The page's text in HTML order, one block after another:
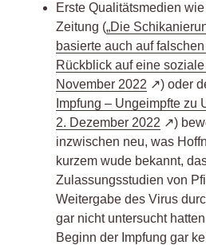
Erste Qualitätsmedien
Zeitung („Die
basierte auch auf
Rückblick auf eine soziale
November 2022
) oder
Impfung – Ungeimpfte zu
2. Dezember 2022
)
inzwischen neu, was
kurzem wude bekannt,
Zulassungsstudien von
Weitergabe des Virus
gar nicht untersucht
Beginn der Impfung gar